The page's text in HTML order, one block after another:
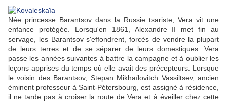
Née princesse Barantsov dans la Russie tsariste, Vera vit une
enfance protégée. Lorsqu'en 1861, Alexandre II met fin au
servage, les Barantsov s'effondrent, forcés de vendre la plupart
de leurs terres et de se séparer de leurs domestiques. Vera
passe les années suivantes à battre la campagne et à oublier les
leçons apprises du temps où elle avait des précepteurs. Lorsque
le voisin des Barantsov, Stepan Mikhaïlovitch Vassiltsev, ancien
éminent professeur à Saint-Pétersbourg, est assigné à résidence,
il ne tarde pas à croiser la route de Vera et à éveiller chez cette